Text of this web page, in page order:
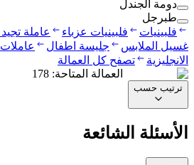
دومة الجندل
طبرجل
فلبينيات
فلبينيات عزباء عاملة
غسيل الملابس
جليسة اطفال
الانجليزية
تصفح كل العمالة
العمالة المتاحة:
178
ترتيب حسب
الأسئلة الشائعة